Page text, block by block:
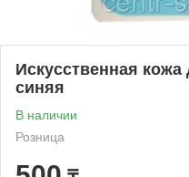
Искусственная
синяя
В наличии
Розница